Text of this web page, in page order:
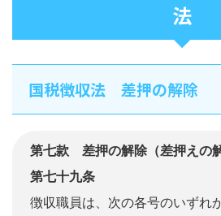
法
国税徴収法 差押の解除
第七款 差押の解除（差押えの
第七十九条
徴収職員は、次の各号のいずれ